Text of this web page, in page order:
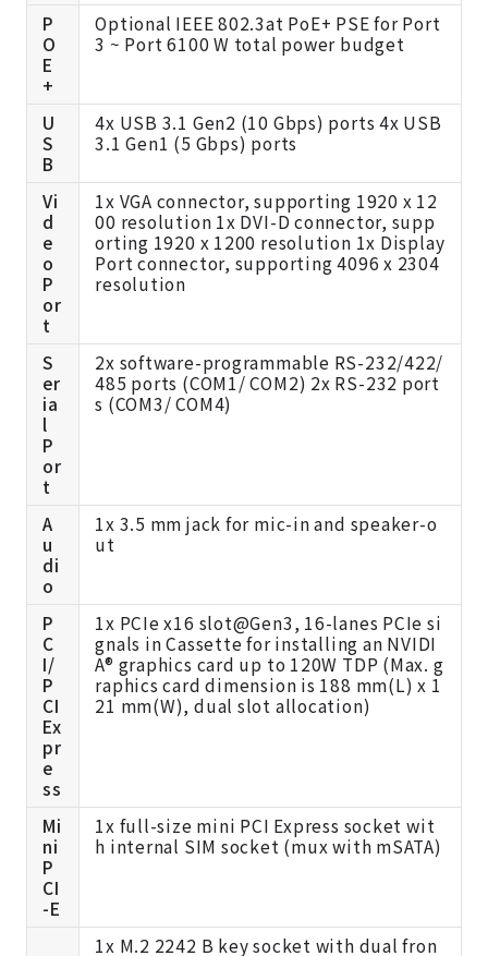
P
O
E
+
Optional IEEE 802.3at PoE+ PSE for Port
3 ~ Port 6100 W total power budget
U
S
B
4x USB 3.1 Gen2 (10 Gbps) ports 4x USB
3.1 Gen1 (5 Gbps) ports
Vi
d
e
o
P
or
t
1x VGA connector, supporting 1920 x 12
00 resolution 1x DVI-D connector, supp
orting 1920 x 1200 resolution 1x Display
Port connector, supporting 4096 x 2304
resolution
S
er
ia
l
P
or
t
2x software-programmable RS-232/422/
485 ports (COM1/ COM2) 2x RS-232 port
s (COM3/ COM4)
A
u
di
o
1x 3.5 mm jack for mic-in and speaker-o
ut
P
C
I/
P
CI
Ex
pr
e
ss
1x PCIe x16 slot@Gen3, 16-lanes PCIe si
gnals in Cassette for installing an NVIDI
A® graphics card up to 120W TDP (Max. g
raphics card dimension is 188 mm(L) x 1
21 mm(W), dual slot allocation)
Mi
ni
P
CI
-E
1x full-size mini PCI Express socket wit
h internal SIM socket (mux with mSATA)
1x M.2 2242 B key socket with dual fron